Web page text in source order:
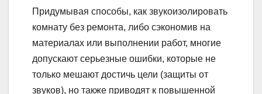
Придумывая способы, как звукоизолировать
комнату без ремонта, либо сэкономив на
материалах или выполнении работ, многие
допускают серьезные ошибки, которые не
только мешают достичь цели (защиты от
звуков), но также приводят к повышенной